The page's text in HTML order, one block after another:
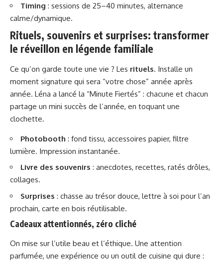
Timing : sessions de 25–40 minutes, alternance
calme/dynamique.
Rituels, souvenirs et surprises: transformer
le réveillon en légende familiale
Ce qu’on garde toute une vie ? Les rituels. Installe un
moment signature qui sera “votre chose” année après
année. Léna a lancé la “Minute Fiertés” : chacune et chacun
partage un mini succès de l’année, en toquant une
clochette.
Photobooth : fond tissu, accessoires papier, filtre
lumière. Impression instantanée.
Livre des souvenirs : anecdotes, recettes, ratés drôles,
collages.
Surprises : chasse au trésor douce, lettre à soi pour l’an
prochain, carte en bois réutilisable.
Cadeaux attentionnés, zéro cliché
On mise sur l’utile beau et l’éthique. Une attention
parfumée, une expérience ou un outil de cuisine qui dure :